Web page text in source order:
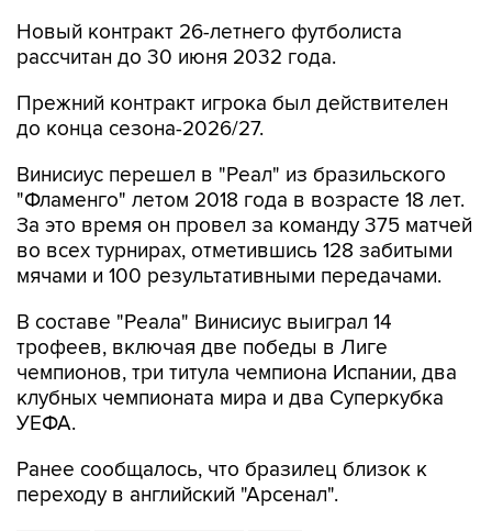
Новый контракт 26-летнего футболиста
рассчитан до 30 июня 2032 года.
Прежний контракт игрока был действителен
до конца сезона-2026/27.
Винисиус перешел в "Реал" из бразильского
"Фламенго" летом 2018 года в возрасте 18 лет.
За это время он провел за команду 375 матчей
во всех турнирах, отметившись 128 забитыми
мячами и 100 результативными передачами.
В составе "Реала" Винисиус выиграл 14
трофеев, включая две победы в Лиге
чемпионов, три титула чемпиона Испании, два
клубных чемпионата мира и два Суперкубка
УЕФА.
Ранее сообщалось, что бразилец близок к
переходу в английский "Арсенал".